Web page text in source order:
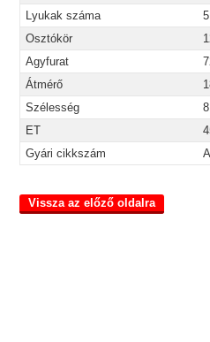
Lyukak száma
5
Osztókör
Agyfurat
Átmérő
Szélesség
8
ET
Gyári cikkszám
Vissza az előző oldalra